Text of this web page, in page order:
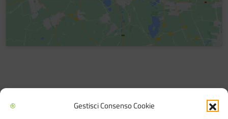
Gestisci Consenso Cookie